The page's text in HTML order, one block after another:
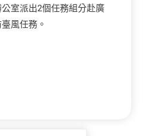
室派出2個任務組分赴廣
風任務。